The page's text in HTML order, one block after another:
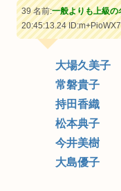
39 名前:一般よりも上級の
20:45:13.24
大場久美子
常磐貴子
持田香織
松本典子
今井美樹
大島優子